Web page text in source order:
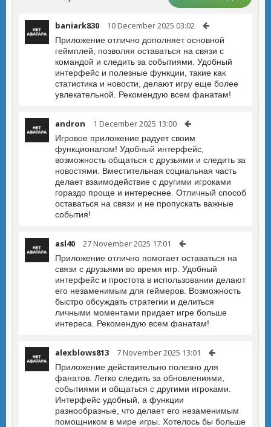
baniark830 10 December 2025 03:02
Приложение отлично дополняет основной
геймплей, позволяя оставаться на связи с
командой и следить за событиями. Удобный
интерфейс и полезные функции, такие как
статистика и новости, делают игру еще более
увлекательной. Рекомендую всем фанатам!
andron 1 December 2025 13:00
Игровое приложение радует своим
функционалом! Удобный интерфейс,
возможность общаться с друзьями и следить за
новостями. Вместительная социальная часть
делает взаимодействие с другими игроками
гораздо проще и интереснее. Отличный способ
оставаться на связи и не пропускать важные
события!
asl40 27 November 2025 17:01
Приложение отлично помогает оставаться на
связи с друзьями во время игр. Удобный
интерфейс и простота в использовании делают
его незаменимым для геймеров. Возможность
быстро обсуждать стратегии и делиться
личными моментами придает игре больше
интереса. Рекомендую всем фанатам!
alexblows813 7 November 2025 13:01
Приложение действительно полезно для
фанатов. Легко следить за обновлениями,
событиями и общаться с другими игроками.
Интерфейс удобный, а функции
разнообразные, что делает его незаменимым
помощником в мире игры. Хотелось бы больше